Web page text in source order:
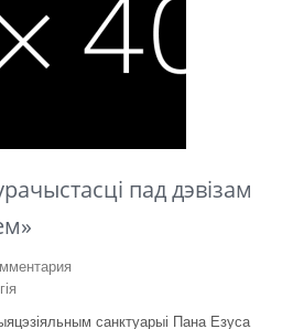
пад дэвізам
санктуарыі Пана Езуса